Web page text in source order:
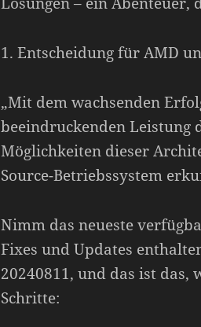
1. Entscheidung für AMD
„Mit dem wachsenden
beeindruckenden Leistung
Möglichkeiten dieser
Source-Betriebssystem
Nimm das neueste
Fixes und Updates
20240811, und das ist
Schritte: